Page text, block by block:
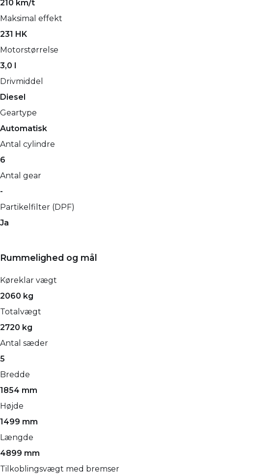
210 km/t
Maksimal effekt
231 HK
Motorstørrelse
3,0 l
Drivmiddel
Diesel
Geartype
Automatisk
Antal cylindre
6
Antal gear
-
Partikelfilter (DPF)
Ja
Rummelighed og mål
Køreklar vægt
2060 kg
Totalvægt
2720 kg
Antal sæder
5
Bredde
1854 mm
Højde
1499 mm
Længde
4899 mm
Tilkoblingsvægt med bremser